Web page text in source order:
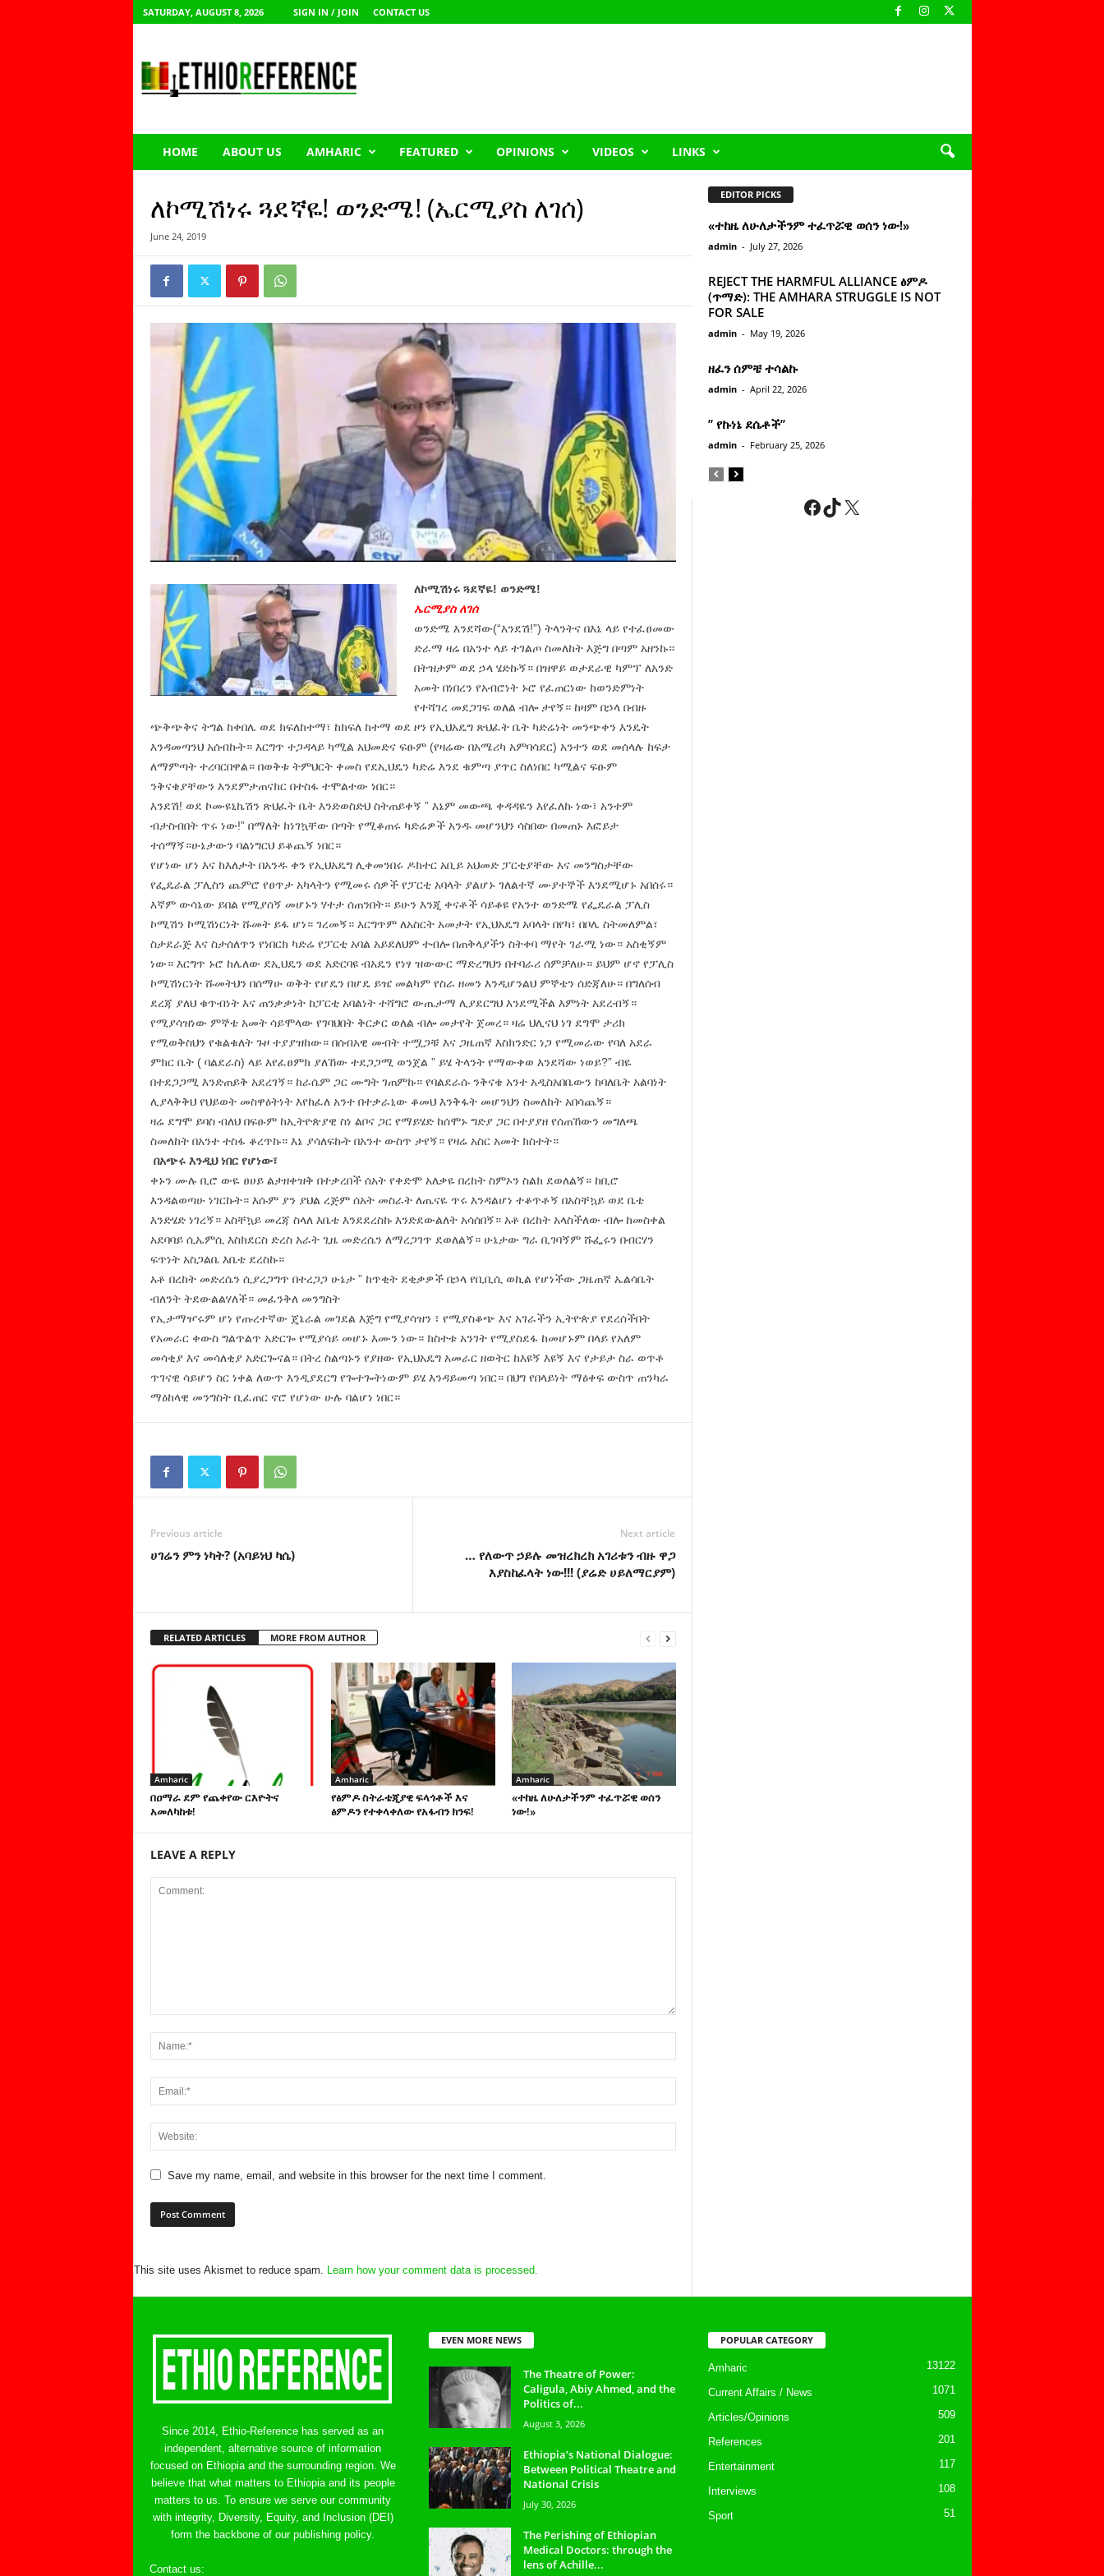
SATURDAY, AUGUST 8, 2026 SIGN IN / JOIN CONTACT US
h
HOME ABOUT US AMHARIC FEATURED OPINIONS VIDEOS LINKS
ለኮሚሽነሩ ጓደኛዬ! ወንድሜ! (ኤርሚያስ ለገሰ)
June 24, 2019
ለኮሚሽነሩ ጓደኛዬ! ወንድሜ!
ኤርሚያስ ለገሰ
ወንድሜ እንደሻው(“እንደሽ!”) ትላንትና በእኔ ላይ የተፈፀመው
ድራማ ዛሬ በአንተ ላይ ተገልጦ ስመለከት እጅግ በጣም አዘንኩ።
በትዝታም ወደ ኃላ ሄድኩኝ። በዝዋይ ወታደራዊ ካምፕ ለአንድ
አመት በነበረን የአብሮነት ኑሮ የፈጠርነው ከወንድምነት
የተሻገረ መደጋገፍ ወለል ብሎ ታየኝ። ከዛም በኃላ በብዙ
ጭቅጭቅና ትግል ከቀበሌ ወደ ክፍለከተማ፣ ከክፍለ ከተማ ወደ ዞን የኢህአዴግ ጽህፈት ቤት ካድሬነት መንጭቀን እንዴት
እንዳመጣንህ አሰብኩት። እርግጥ ተጋዳላይ ካሚል አህመድና ፍፁም (የዛሬው በአሜሪካ አምባሳደር) አንተን ወደ መሰላሉ ከፍታ
ለማምጣት ተረባርበዋል። በወቅቱ ትምህርት ቀመስ የደኢህዴን ካድሬ እንደ ቁምጣ ያጥር ስለነበር ካሚልና ፍፁም
ንቅናቄያቸውን እንደምታጠናክር በተስፋ ተሞልተው ነበር።
እንደሽ! ወደ ኮሙዩኒኬሽን ጽህፈት ቤት እንድወስድህ ስትጠይቀኝ ” እኔም መውጫ ቀዳዳዬን እየፈለኩ ነው፣ አንተም
ብታስብበት ጥሩ ነው!” በማለት ከነገኳቸው በጣት የሚቆጠሩ ካድሬዎች አንዱ መሆንህን ሳስበው በመጠኑ እፎይታ
ተሰማኝ።ሁኔታውን ባልነግርህ ይቆጨኝ ነበር።
የሆነው ሆነ እና ከእለታት በአንዱ ቀን የኢህአዴግ ሊቀመንበሩ ዶክተር አቢይ አህመድ ፓርቲያቸው እና መንግስታቸው
የፌዴራል ፓሊስን ጨምሮ የፀጥታ አካላትን የሚመሩ ሰዎች የፓርቲ አባላት ያልሆኑ ገለልተኛ ሙያተኞች እንደሚሆኑ አበሰሩ።
እኛም ውሳኔው ይበል የሚያሰኝ መሆኑን ሃተታ ሰጠንበት። ይሁን እንጂ ቀናቶች ሳይቆዩ የአንተ ወንድሜ የፌዴራል ፓሊስ
ኮሚሽን ኮሚሽነርነት ሹመት ይፋ ሆነ። ገረመኝ። እርግጥም ለአስርት አመታት የኢህአዴግ አባላት በየካ፣ በቦሌ ስትመለምል፣
ስታደራጅ እና ስታሰለጥን የነበርክ ካድሬ የፓርቲ አባል አይደለህም ተብሎ በጠቅላያችን ስትቀባ ማየት ገራሚ ነው። አስቂኝም
ነው። እርግጥ ኑሮ ከሌለው ደኢህዴን ወደ አድርባዩ ብአዴን የነፃ ዝውውር ማድረግህን በተባራሪ ሰምቻለሁ። ይህም ሆኖ የፓሊስ
ኮሚሽነርነት ሹመትህን በሰማሁ ወቅት የሆዴን በሆዴ ይዤ መልካም የስራ ዘመን እንዲሆንልህ ምኞቴን ሰድጃለሁ። በግለሰብ
ደረጃ ያለህ ቁጥብነት እና ጠንቃቃነት ከፓርቲ አባልነት ተሻግሮ ውጤታማ ሊያደርግህ እንደሚችል እምነት አደረብኝ።
የሚያሳዝነው ምኞቴ አመት ሳይሞላው የገባህበት ቅርቃር ወለል ብሎ መታየት ጀመረ። ዛሬ ህሊናህ ነገ ደግሞ ታሪክ
የሚወቅስህን የቁልቁለት ጉዞ ተያያዝከው። በሰብአዊ መብት ተሟጋቹ እና ጋዜጠኛ እስክንድር ነጋ የሚመራው የባለ አደራ
ምክር ቤት ( ባልደራስ) ላይ እየፈፀምክ ያለኸው ተደጋጋሚ ወንጀል ” ይሄ ትላንት የማውቀወ እንደሻው ነወይ?” ብዬ
በተደጋጋሚ እንድጠይቅ አደረገኝ። ከራሴም ጋር ሙግት ገጠምኩ። የባልደራሱ ንቅናቄ አንተ አዲስአበቤውን ከባለቤት አልባነት
ሊያላቅቅህ የህይወት መስዋዕትነት እየከፈለ አንተ በተቃራኒው ቆመህ እንቅፋት መሆንህን ስመለከት አበሳጨኝ።
ዛሬ ደግሞ ይባስ ብለህ በፍፁም ከኢትዮጵያዊ ስነ ልቦና ጋር የማይሄድ ከሰሞኑ ግድያ ጋር በተያያዘ የሰጠኸውን መግለጫ
ስመለከት በአንተ ተስፋ ቆረጥኩ። እኔ ያሳለፍኩት በአንተ ውስጥ ታየኝ። የዛሬ አስር አመት ክስተት።
በአጭሩ እንዲህ ነበር የሆነው፣
ቀኑን ሙሉ ቢሮ ውዬ ፀሀይ ልታዘቀዝቅ በተቃረበች ሰአት የቀድሞ አለቃዬ በረከት ስምኦን ስልክ ደወለልኝ። ከቢሮ
እንዳልወጣሁ ነገርኩት። እሱም ያን ያህል ረጅም ሰአት መስራት ለጤናዬ ጥሩ እንዳልሆነ ተቆጥቶኝ በአስቸኳይ ወደ ቤቴ
እንድሄድ ነገረኝ። አስቸኳይ መረጃ ስላለ እቤቴ እንደደረስኩ እንድደውልለት አሳሰበኝ። አቶ በረከት አላስችለው ብሎ ከመስቀል
አደባባይ ሲኤምሲ እስክደርስ ድረስ አራት ጊዜ መድረሴን ለማረጋገጥ ደወለልኝ። ሁኔታው ግራ ቢገባኝም ሹፌሩን በብርሃን
ፍጥነት አስጋልቤ እቤቴ ደረስኩ።
አቶ በረከት መድረሴን ሲያረጋግጥ በተረጋጋ ሁኔታ ” ከጥቂት ደቂቃዎች በኃላ የቢቢሲ ወኪል የሆነችው ጋዜጠኛ ኤልሳቤት
ብለንት ትደውልልሃለች። መፈንቅለ መንግስት
የኢታማዦሩም ሆነ የጡረተኛው ጄኔራል መገደል እጅግ የሚያሳዝን ፣ የሚያስቆጭ እና አገራችን ኢትዮጵያ የደረሰችበት
የአመራር ቀውስ ግልጥልጥ አድርጐ የሚያሳይ መሆኑ እሙን ነው። ክስተቱ አንገት የሚያስደፋ ከመሆኑም በላይ የአለም
መሳቂያ እና መሳለቂያ አድርጐናል። በትረ ስልጣኑን የያዘው የኢህአዴግ አመራር ዘወትር ከእዩኝ እዩኝ እና የታይታ ስራ ወጥቶ
ጥገናዊ ሳይሆን ስር ነቀል ለውጥ እንዲያደርግ የጐተጐትነውም ይሄ እንዳይመጣ ነበር። በህግ የበላይነት ማዕቀፍ ውስጥ ጠንካራ
ማዕከላዊ መንግስት ቢፈጠር ኖሮ የሆነው ሁሉ ባልሆነ ነበር።
Previous article
ሀገሬን ምን ነካት? (አባይነህ ካሴ)
Next article
… የለውጥ ኃይሉ መዝረክረክ አገሪቱን ብዙ ዋጋ
እያስከፈላት ነው!!! (ያሬድ ሀይለማርያም)
RELATED ARTICLES MORE FROM AUTHOR
Amharic
በዐማራ ደም የጨቀየው ርእዮትና
አመለካከቱ!
Amharic
የፅምዶ ስትራቴጂያዊ ፍላጎቶች እና
ፅምዶን የተቀላቀለው የአፋብን ክንፍ!
Amharic
«ተከዜ ለሁለታችንም ተፈጥሯዊ ወሰን
ነው!»
LEAVE A REPLY
Save my name, email, and website in this browser for the next time I comment.
This site uses Akismet to reduce spam. Learn how your comment data is processed.
EDITOR PICKS
«ተከዜ ለሁለታችንም ተፈጥሯዊ ወሰን ነው!»
admin - July 27, 2026
REJECT THE HARMFUL ALLIANCE ፅምዶ
(ጥማድ): THE AMHARA STRUGGLE IS NOT
FOR SALE
admin - May 19, 2026
ዘፈን ሰምቼ ተሳልኩ
admin - April 22, 2026
” የኩነኔ ደሴቶች’’
admin - February 25, 2026
Facebook
TikTok
X
Since 2014, Ethio-Reference has served as an
independent, alternative source of information
focused on Ethiopia and the surrounding region. We
believe that what matters to Ethiopia and its people
matters to us. To ensure we serve our community
with integrity, Diversity, Equity, and Inclusion (DEI)
form the backbone of our publishing policy.
Contact us:
EVEN MORE NEWS
The Theatre of Power:
Caligula, Abiy Ahmed, and the
Politics of...
August 3, 2026
Ethiopia’s National Dialogue:
Between Political Theatre and
National Crisis
July 30, 2026
The Perishing of Ethiopian
Medical Doctors: through the
lens of Achille...
POPULAR CATEGORY
Amharic 13122
Current Affairs / News 1071
Articles/Opinions 509
References 201
Entertainment 117
Interviews 108
Sport 51